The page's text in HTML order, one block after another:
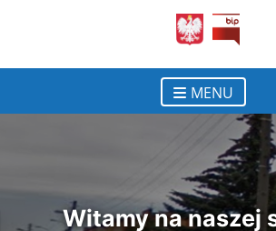
MENU
Witamy na naszej